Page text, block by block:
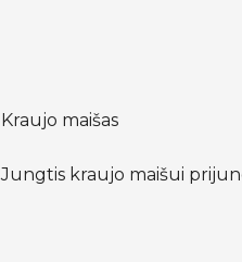
Kraujo maišas
Jungtis kraujo maišui